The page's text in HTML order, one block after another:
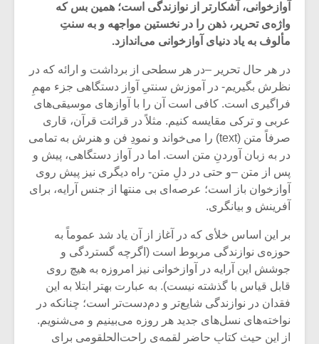
آوازخوانی، آشکارتر از نوازندگی است؛ همین بس که
واژه‌ی تحریر، ذهن را در نخستین مواجهه و به سنتِ
مألوف به یاد دنیای آوازخوانی می‌اندازد.
در هر حال تحریر –در هر سطحی از برداشت و ارائه که در
نظرش بگیریم- در آموزش سنتیِ آواز دستگاهی جزء مهمِ
فراگیری است. کافی است آن را با آوازهای موسیقی‌های
عربی و ترکی مقایسه کنیم. مثلاً در قرائت قرآن، قاری
صرفاً متن (text) را می‌خواند و نمودِ فن و هنرش به تمامی
در به زبان آوردنِ متن است. اما در آواز دستگاهی، پیش و
پس از متن –و حتی در دلِ متن- راه دیگری نیز پیش روی
آوازخوان باز است؛ عرصه‌ای بی منتها از جنس آرایه، برای
آفرینش و بیانگری.
بر این اساس خلأی که در آغاز از آن یاد شد عموماً به
حوزه‌ی نوازندگی مربوط است (اگرچه گستردگی و
جوشش این آرایه در آوازخوانی نیز امروزه به هیچ روی
قابل قیاس با گذشته نیست). به عبارت بهتر ابتلا به این
فقدان در نوازندگی شایع‌تر و دم‌دست‌تر است؛ چنانکه در
نواخته‌های نسل‌های جدید هر روزه می‌بینیم و می‌شنویم.
از این حیث کتابِ حاضر لقمه‌ی راحت‌الحلقومی برای
میکلوش روژا
یادداشتی بر موسیقی
متن فیلم «متری
شیش و نیم»
موسیقی
برگزار